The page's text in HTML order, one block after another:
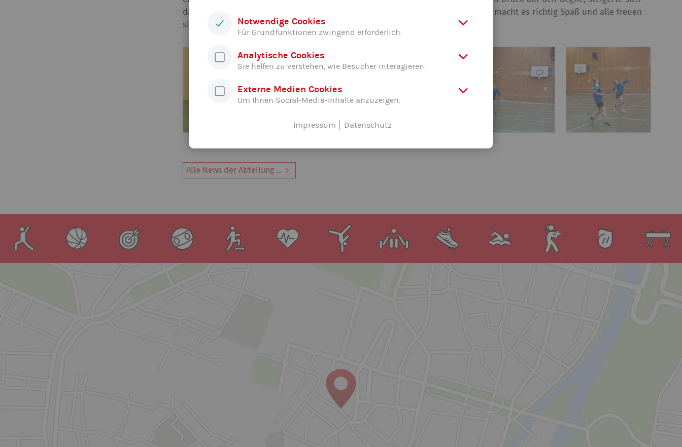
das Selbstbewußtsein der anderen Mädels, verglichen zur Vorsaison enorm. So macht es richtig Spaß und alle freuen
sich auf den nächsten Spieltag, der dann in Landshut stattfindet.
Alle News der Abteilung ...
Notwendige Cookies
Für Grundfunktionen zwingend erforderlich.
Analytische Cookies
Sie helfen zu verstehen, wie Besucher interagieren.
Externe Medien Cookies
Um Ihnen Social-Media-Inhalte anzuzeigen.
Impressum Datenschutz